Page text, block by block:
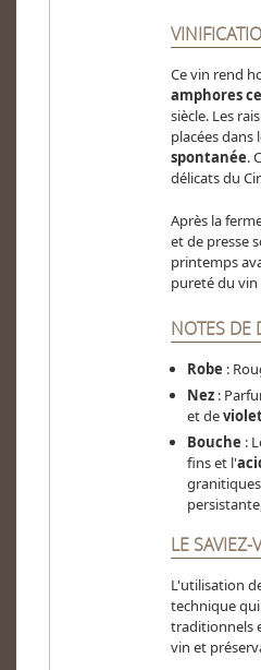
Ce vin rend
amphores
siècle. Les
placées
spontanée.
délicats du
Après la
et de presse
printemps
pureté du vin
NOTES DE
Robe :
Nez:
et de
Bouche :
fins et l'
LE SAVIEZ-
L'utilisation
technique
traditionnels
vin et